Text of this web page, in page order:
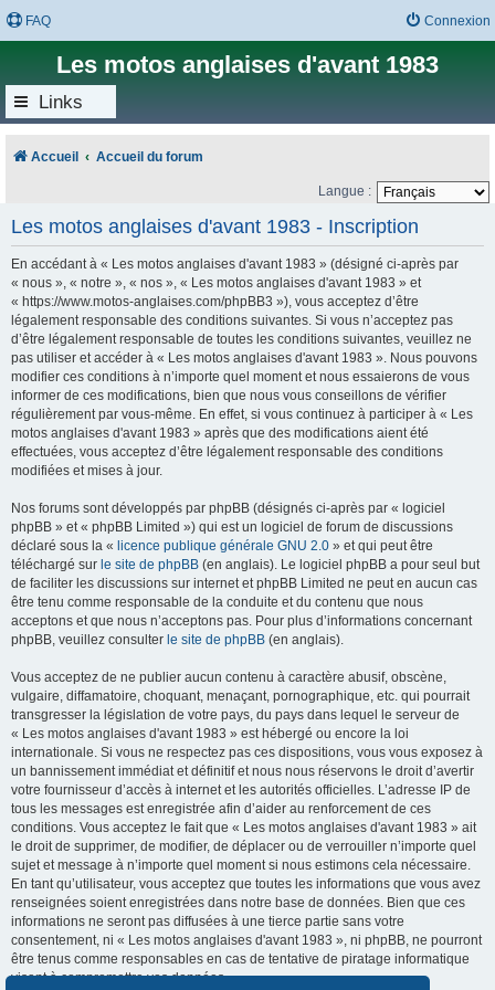
FAQ Connexion
Les motos anglaises d'avant 1983
Links
Accueil Accueil du forum
Langue :
Les motos anglaises d'avant 1983 - Inscription
En accédant à « Les motos anglaises d'avant 1983 » (désigné ci-après par
« nous », « notre », « nos », « Les motos anglaises d'avant 1983 » et
« https://www.motos-anglaises.com/phpBB3 »), vous acceptez d’être
légalement responsable des conditions suivantes. Si vous n’acceptez pas
d’être légalement responsable de toutes les conditions suivantes, veuillez ne
pas utiliser et accéder à « Les motos anglaises d'avant 1983 ». Nous pouvons
modifier ces conditions à n’importe quel moment et nous essaierons de vous
informer de ces modifications, bien que nous vous conseillons de vérifier
régulièrement par vous-même. En effet, si vous continuez à participer à « Les
motos anglaises d'avant 1983 » après que des modifications aient été
effectuées, vous acceptez d’être légalement responsable des conditions
modifiées et mises à jour.
Nos forums sont développés par phpBB (désignés ci-après par « logiciel
phpBB » et « phpBB Limited ») qui est un logiciel de forum de discussions
déclaré sous la « licence publique générale GNU 2.0 » et qui peut être
téléchargé sur le site de phpBB (en anglais). Le logiciel phpBB a pour seul but
de faciliter les discussions sur internet et phpBB Limited ne peut en aucun cas
être tenu comme responsable de la conduite et du contenu que nous
acceptons et que nous n’acceptons pas. Pour plus d’informations concernant
phpBB, veuillez consulter le site de phpBB (en anglais).
Vous acceptez de ne publier aucun contenu à caractère abusif, obscène,
vulgaire, diffamatoire, choquant, menaçant, pornographique, etc. qui pourrait
transgresser la législation de votre pays, du pays dans lequel le serveur de
« Les motos anglaises d'avant 1983 » est hébergé ou encore la loi
internationale. Si vous ne respectez pas ces dispositions, vous vous exposez à
un bannissement immédiat et définitif et nous nous réservons le droit d’avertir
votre fournisseur d’accès à internet et les autorités officielles. L’adresse IP de
tous les messages est enregistrée afin d’aider au renforcement de ces
conditions. Vous acceptez le fait que « Les motos anglaises d'avant 1983 » ait
le droit de supprimer, de modifier, de déplacer ou de verrouiller n’importe quel
sujet et message à n’importe quel moment si nous estimons cela nécessaire.
En tant qu’utilisateur, vous acceptez que toutes les informations que vous avez
renseignées soient enregistrées dans notre base de données. Bien que ces
informations ne seront pas diffusées à une tierce partie sans votre
consentement, ni « Les motos anglaises d'avant 1983 », ni phpBB, ne pourront
être tenus comme responsables en cas de tentative de piratage informatique
visant à compromettre vos données.